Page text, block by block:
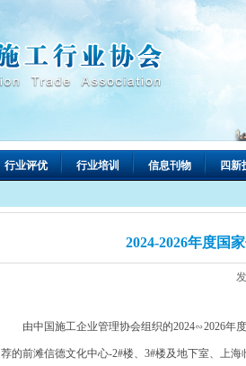
行业评优 行业培训 信息刊物 四新
2024-2026年度国
发
由中国施工企业管理协会组织的2024∽2026年度
荐的前滩信德文化中心-2#楼、3#楼及地下室、上